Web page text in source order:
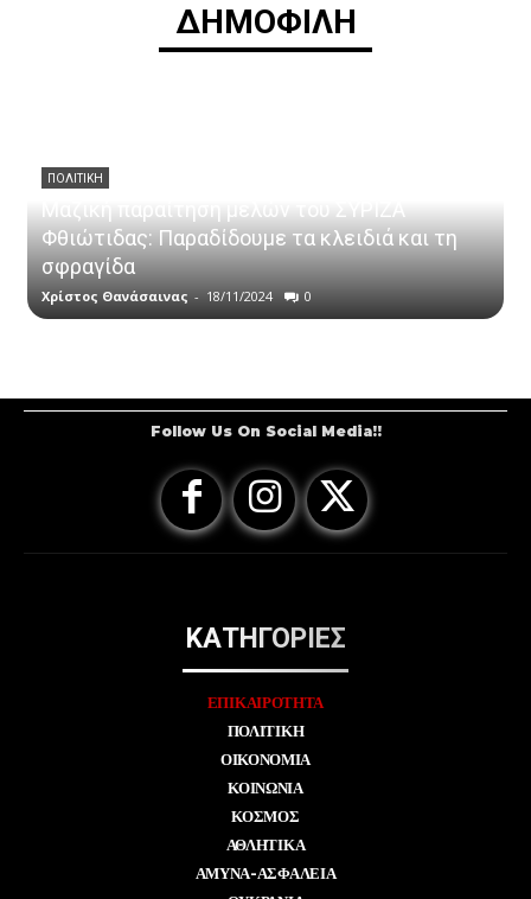
ΔΗΜΟΦΙΛΗ
ΠΟΛΙΤΙΚΗ
Μαζική παραίτηση μελών του ΣΥΡΙΖΑ
Φθιώτιδας: Παραδίδουμε τα κλειδιά και τη
σφραγίδα
Χρίστος Θανάσαινας - 18/11/2024 0
Follow Us On Social Media!!
ΚΑΤΗΓΟΡΙΕΣ
ΕΠΙΚΑΙΡΟΤΗΤΑ
ΠΟΛΙΤΙΚΗ
ΟΙΚΟΝΟΜΙΑ
ΚΟΙΝΩΝΙΑ
ΚΟΣΜΟΣ
ΑΘΛΗΤΙΚΑ
ΑΜΥΝΑ-ΑΣΦΑΛΕΙΑ